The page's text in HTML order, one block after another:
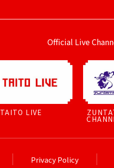
Official Live
TAITO LIVE
Privacy Policy